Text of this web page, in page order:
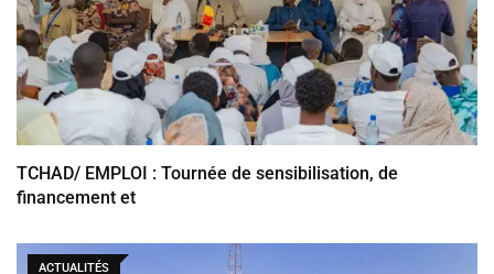
TCHAD/ EMPLOI : Tournée de sensibilisation, de
financement et
ACTUALITÉS